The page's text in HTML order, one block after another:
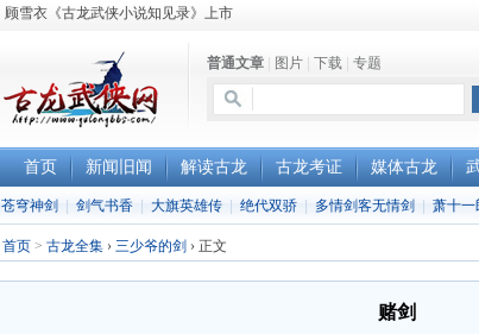
顾雪衣《古龙武侠小说知见录》上市
《古龙小说原貌探究》修订版已上市普通文章 图片 下载 专题
首页 新闻旧闻 解读古龙 古龙考证 媒体古龙
苍穹神剑 剑气书香 大旗英雄传 绝代双骄 多情剑客无情剑 萧十一
首页 > 古龙全集 › 三少爷的剑 › 正文
赌剑